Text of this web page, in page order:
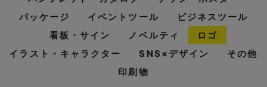
パッケージ
イベントツール
ビジネスツール
看板・サイン
ノベルティ
ロゴ
イラスト・キャラクター
SNS×デザイン
その他
印刷物